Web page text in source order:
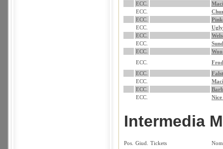
ECC.
ECC.
ECC.
ECC.
ECC.
ECC.
ECC.
ECC.
ECC.
ECC.
ECC.
ECC.
Intermedia
Pos. Giud. Tickets